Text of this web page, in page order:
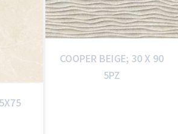
COOPER BEIGE; 30 X 90
5PZ